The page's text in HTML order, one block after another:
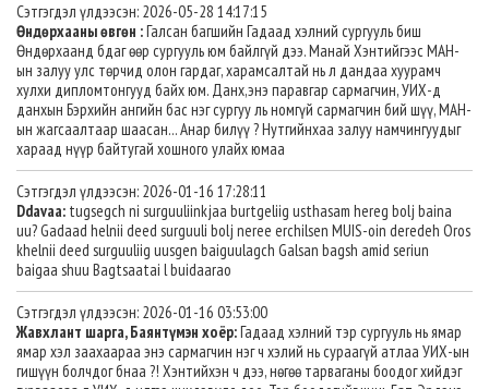
Сэтгэгдэл үлдээсэн: 2026-05-28 14:17:15
Өндөрхааны өвгөн :Галсан багшийн Гадаад хэлний сургууль биш
Өндөрхаанд бдаг өөр сургууль юм байлгүй дээ. Манай Хэнтийгээс МАН-
ын залуу улс төрчид олон гардаг, харамсалтай нь л дандаа хуурамч
хулхи дипломтонгууд байх юм. Данх,энэ паравгар сармагчин, УИХ-д
данхын Бэрхийн ангийн бас нэг сургуу ль номгүй сармагчин бий шүү, МАН-
ын жагсаалтаар шаасан... Анар билүү ? Нутгийнхаа залуу намчингуудыг
хараад нүүр байтугай хошного улайх юмаа
Сэтгэгдэл үлдээсэн: 2026-01-16 17:28:11
Ddavaa: tugsegch ni surguuliinkjaa burtgeliig usthasam hereg bolj baina
uu? Gadaad helnii deed surguuli bolj neree erchilsen MUIS-oin deredeh Oros
khelnii deed surguuliig uusgen baiguulagch Galsan bagsh amid seriun
baigaa shuu Bagtsaatai l buidaarao
Сэтгэгдэл үлдээсэн: 2026-01-16 03:53:00
Жавхлант шарга, Баянтүмэн хоёр:Гадаад хэлний тэр сургууль нь ямар
ямар хэл заахаараа энэ сармагчин нэг ч хэлий нь сураагүй атлаа УИХ-ын
гишүүн болчдог бнаа ?! Хэнтийхэн ч дээ, нөгөө тарваганы боодог хийдэг